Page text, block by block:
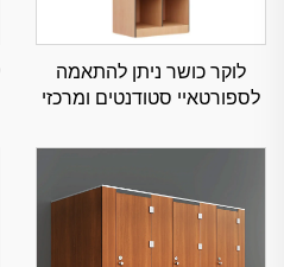
לוקר כושר ניתן להתאמה
לספורטאיי סטודנטים ומרכזי
אבטחה גבוהה